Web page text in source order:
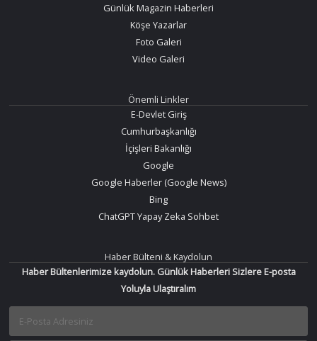
Günlük Magazin Haberleri
Köşe Yazarlar
Foto Galeri
Video Galeri
Önemli Linkler
E-Devlet Giriş
Cumhurbaşkanlığı
İçişleri Bakanlığı
Google
Google Haberler (Google News)
Bing
ChatGPT Yapay Zeka Sohbet
Haber Bülteni & Kaydolun
Haber Bültenlerimize kaydolun. Günlük Haberleri Sizlere E-posta
Yoluyla Ulaştıralım